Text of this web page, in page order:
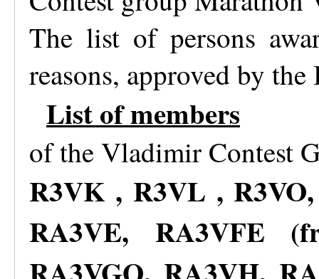
The list of persons
reasons, approved by
List of members
of the Vladimir Contest
R3VK , R3VL ,
RA3VE, RA3VFE